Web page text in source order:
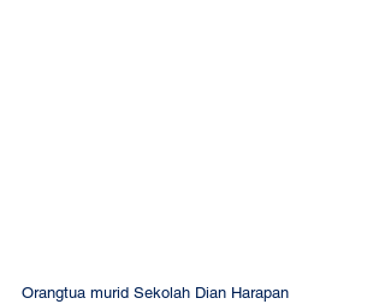
Orangtua murid Sekolah Dian Harapan